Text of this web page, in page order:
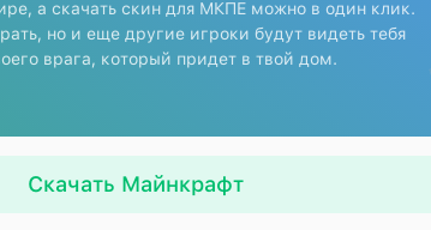
а скачать скин для МКПЕ можно в один клик.
но и еще другие игроки будут видеть тебя
врага, который придет в твой дом.
Скачать Майнкрафт